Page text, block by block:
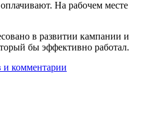
На рабочем месте
в развитии кампании и
бы эффективно работал.
и комментарии